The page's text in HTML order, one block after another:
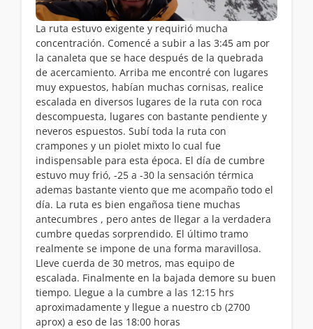
La ruta estuvo exigente y requirió mucha
concentración. Comencé a subir a las 3:45 am por
la canaleta que se hace después de la quebrada
de acercamiento. Arriba me encontré con lugares
muy expuestos, habían muchas cornisas, realice
escalada en diversos lugares de la ruta con roca
descompuesta, lugares con bastante pendiente y
neveros espuestos. Subí toda la ruta con
crampones y un piolet mixto lo cual fue
indispensable para esta época. El día de cumbre
estuvo muy frió, -25 a -30 la sensación térmica
ademas bastante viento que me acompaño todo el
día. La ruta es bien engañosa tiene muchas
antecumbres , pero antes de llegar a la verdadera
cumbre quedas sorprendido. El último tramo
realmente se impone de una forma maravillosa.
Lleve cuerda de 30 metros, mas equipo de
escalada. Finalmente en la bajada demore su buen
tiempo. Llegue a la cumbre a las 12:15 hrs
aproximadamente y llegue a nuestro cb (2700
aprox) a eso de las 18:00 horas